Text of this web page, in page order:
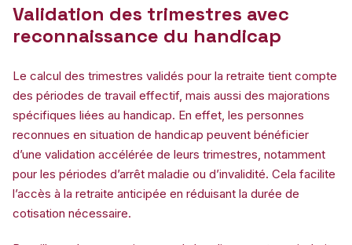
Validation des trimestres avec
reconnaissance du handicap
Le calcul des trimestres validés pour la retraite tient compte
des périodes de travail effectif, mais aussi des majorations
spécifiques liées au handicap. En effet, les personnes
reconnues en situation de handicap peuvent bénéficier
d’une validation accélérée de leurs trimestres, notamment
pour les périodes d’arrêt maladie ou d’invalidité. Cela facilite
l’accès à la retraite anticipée en réduisant la durée de
cotisation nécessaire.